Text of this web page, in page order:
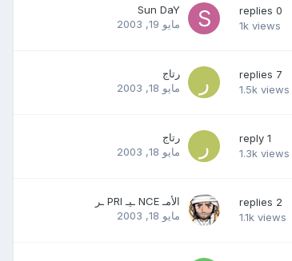
0
replies
1k views
Sun DaY
مايو 19, 2003
7
replies
1.5k views
رتاج
مايو 18, 2003
1
reply
1.3k views
رتاج
مايو 18, 2003
2
replies
1.1k views
الأمـ NCE ـيـ PRI ـر
مايو 18, 2003